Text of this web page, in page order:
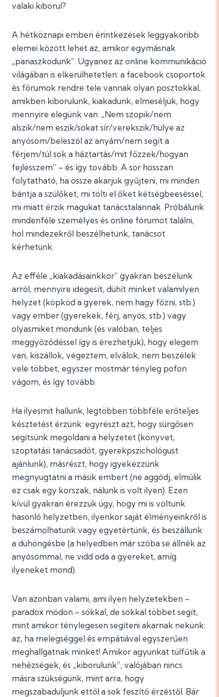
valaki kiborul?
A hétköznapi emberi érintkezések leggyakoribb
elemei között lehet az, amikor egymásnak
„panaszkodunk”. Ugyanez az online kommunikáció
világában is elkerülhetetlen: a facebook csoportok
és fórumok rendre tele vannak olyan posztokkal,
amikben kiborulunk, kiakadunk, elmeséljük, hogy
mennyire elegünk van. „Nem szopik/nem
alszik/nem eszik/sokat sír/verekszik/hülye az
anyósom/beleszól az anyám/nem segít a
férjem/túl sok a háztartás/mit főzzek/hogyan
fejlesszem” – és így tovább. A sor hosszan
folytatható, ha össze akarjuk gyűjteni, mi minden
bántja a szülőket, mi tölti el őket kétségbeeséssel,
mi miatt érzik magukat tanácstalannak. Próbálunk
mindenféle személyes és online fórumot találni,
hol mindezekről beszélhetünk, tanácsot
kérhetünk.
Az efféle „kiakadásainkkor” gyakran beszélünk
arról, mennyire idegesít, dühít minket valamilyen
helyzet (köpköd a gyerek, nem hagy főzni, stb.)
vagy ember (gyerekek, férj, anyós, stb.) vagy
olyasmiket mondunk (és valóban, teljes
meggyőződéssel így is érezhetjük), hogy elegem
van, kiszállok, végeztem, elválok, nem beszélek
vele többet, egyszer mostmár tényleg pofon
vágom, és így tovább.
Ha ilyesmit hallunk, legtöbben többféle erőteljes
késztetést érzünk: egyrészt azt, hogy sürgősen
segítsünk megoldani a helyzetet (könyvet,
szoptatási tanácsadót, gyerekpszichológust
ajánlunk), másrészt, hogy igyekezzünk
megnyugtatni a másik embert (ne aggódj, elmúlik
ez csak egy korszak, nálunk is volt ilyen). Ezen
kívül gyakran érezzük úgy, hogy mi is voltunk
hasonló helyzetben, ilyenkor saját élményeinkről is
beszámolhatunk vagy egyetértünk, és beszállunk
a dühöngésbe (a helyedben már szóba se állnék az
anyósommal, ne vidd oda a gyereket, amíg
ilyeneket mond).
Van azonban valami, ami ilyen helyzetekben –
paradox módon – sokkal, de sokkal többet segít,
mint amikor ténylegesen segíteni akarnak nekünk:
az, ha melegséggel és empátiával egyszerűen
meghallgatnak minket! Amikor agyunkat túlfűtik a
nehézségek, és „kiborulunk”, valójában nincs
másra szükségünk, mint arra, hogy
megszabaduljunk ettől a sok feszítő érzéstől. Bár